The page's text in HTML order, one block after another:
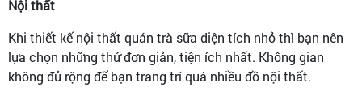
Nội thất
Khi thiết kế nội thất quán trà sữa diện tích nhỏ thì bạn nên
lựa chọn những thứ đơn giản, tiện ích nhất. Không gian
không đủ rộng để bạn trang trí quá nhiều đồ nội thất.